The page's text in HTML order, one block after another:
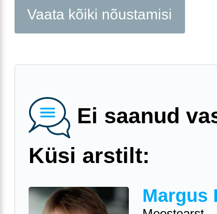
Vaata kõiki nõustamisi
Ei saanud
Küsi arstilt:
Margus